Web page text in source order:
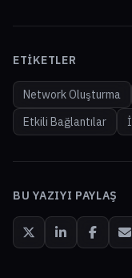
ETIKETLER
Network Oluşturma
Etkili Bağlantılar
BU YAZIYI PAYLAŞ